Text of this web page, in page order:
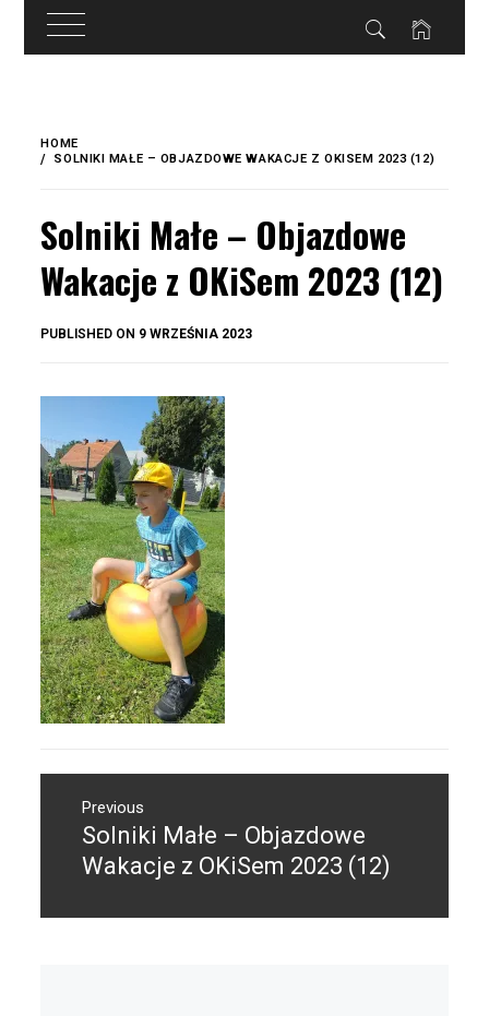
treści
content
HOME
SOLNIKI MAŁE – OBJAZDOWE WAKACJE Z OKISEM 2023 (12)
Solniki Małe – Objazdowe
Wakacje z OKiSem 2023 (12)
PUBLISHED ON 9 WRZEŚNIA 2023
wpisuPrevious
Previous
post:
Solniki Małe – Objazdowe
Wakacje z OKiSem 2023 (12)